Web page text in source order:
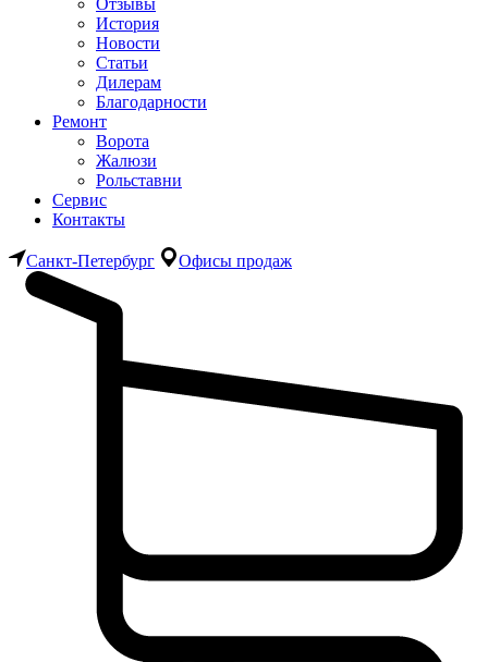
Отзывы
История
Новости
Статьи
Дилерам
Благодарности
Ремонт
Ворота
Жалюзи
Рольставни
Сервис
Контакты
Санкт-Петербург Офисы продаж